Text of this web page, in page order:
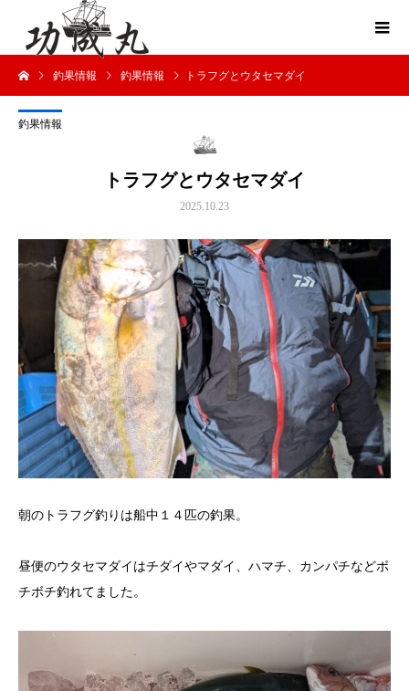
釣果情報 釣果情報 トラフグとウタセマダイ
釣果情報
トラフグとウタセマダイ
2025.10.23
朝のトラフグ釣りは船中１４匹の釣果。
昼便のウタセマダイはチダイやマダイ、ハマチ、カンパチなどボ
チボチ釣れてました。